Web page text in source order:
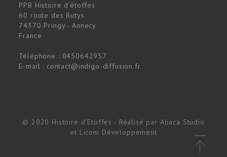
PPB Histoire d'étoffes
60 route des Rutys
74370 Pringy - Annecy
France
Téléphone : 0450642957
E-mail : contact@indigo-diffusion.fr
© 2020 Histoire d'Etoffes - Réalisé par Abaca Studio
et Licom Développement